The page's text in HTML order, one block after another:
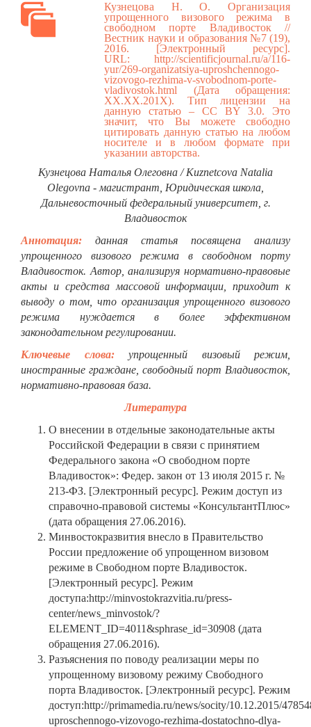
Кузнецова Н. О. Организация
упрощенного визового режима в
свободном порте Владивосток //
Вестник науки и образования №7 (19),
2016. [Электронный ресурс].
URL: http://scientificjournal.ru/a/116-
yur/269-organizatsiya-uproshchennogo-
vizovogo-rezhima-v-svobodnom-porte-
vladivostok.html (Дата обращения:
ХХ.ХХ.201Х). Тип лицензии на
данную статью – CC BY 3.0. Это
значит, что Вы можете свободно
цитировать данную статью на любом
носителе и в любом формате при
указании авторства.
Кузнецова Наталья Олеговна / Kuznetcova Natalia
Olegovna - магистрант, Юридическая школа,
Дальневосточный федеральный университет, г.
Владивосток
Аннотация: данная статья посвящена анализу
упрощенного визового режима в свободном порту
Владивосток. Автор, анализируя нормативно-правовые
акты и средства массовой информации, приходит к
выводу о том, что организация упрощенного визового
режима нуждается в более эффективном
законодательном регулировании.
Ключевые слова: упрощенный визовый режим,
иностранные граждане, свободный порт Владивосток,
нормативно-правовая база.
Литература
О внесении в отдельные законодательные акты
Российской Федерации в связи с принятием
Федерального закона «О свободном порте
Владивосток»: Федер. закон от 13 июля 2015 г. №
213-ФЗ. [Электронный ресурс]. Режим доступ из
справочно-правовой системы «КонсультантПлюс»
(дата обращения 27.06.2016).
Минвостокразвития внесло в Правительство
России предложение об упрощенном визовом
режиме в Свободном порте Владивосток.
[Электронный ресурс]. Режим
доступа:http://minvostokrazvitia.ru/press-
center/news_minvostok/?
ELEMENT_ID=4011&sphrase_id=30908 (дата
обращения 27.06.2016).
Разъяснения по поводу реализации меры по
упрощенному визовому режиму Свободного
порта Владивосток. [Электронный ресурс]. Режим
доступ:http://primamedia.ru/news/socity/10.12.2015/
uproschennogo-vizovogo-rezhima-dostatochno-dlya-